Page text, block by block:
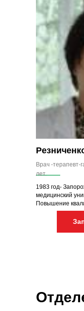
Врач -терапевт-
лет.
1983 год-
медицинский
Повышение